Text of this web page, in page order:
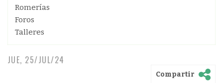
Romerías
Foros
Talleres
JUE, 25/JUL/24
Compartir